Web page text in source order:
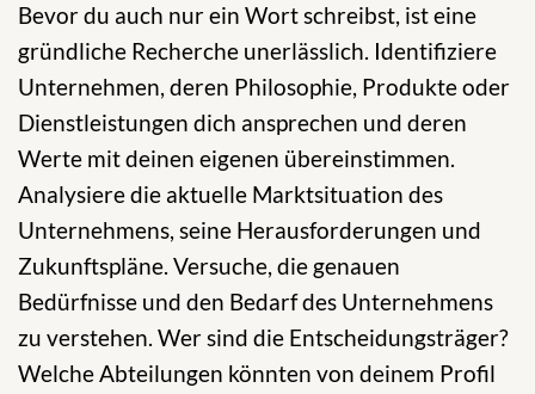
Bevor du auch nur ein Wort schreibst, ist eine
gründliche Recherche unerlässlich. Identifiziere
Unternehmen, deren Philosophie, Produkte oder
Dienstleistungen dich ansprechen und deren
Werte mit deinen eigenen übereinstimmen.
Analysiere die aktuelle Marktsituation des
Unternehmens, seine Herausforderungen und
Zukunftspläne. Versuche, die genauen
Bedürfnisse und den Bedarf des Unternehmens
zu verstehen. Wer sind die Entscheidungsträger?
Welche Abteilungen könnten von deinem Profil